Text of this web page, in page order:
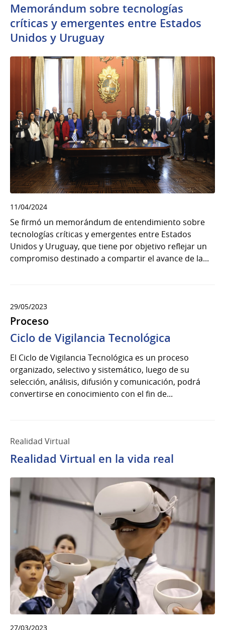
Memorándum sobre tecnologías
críticas y emergentes entre Estados
Unidos y Uruguay
11/04/2024
Se firmó un memorándum de entendimiento sobre
tecnologías críticas y emergentes entre Estados
Unidos y Uruguay, que tiene por objetivo reflejar un
compromiso destinado a compartir el avance de la...
29/05/2023
Proceso
Ciclo de Vigilancia Tecnológica
El Ciclo de Vigilancia Tecnológica es un proceso
organizado, selectivo y sistemático, luego de su
selección, análisis, difusión y comunicación, podrá
convertirse en conocimiento con el fin de...
Realidad Virtual
Realidad Virtual en la vida real
27/03/2023